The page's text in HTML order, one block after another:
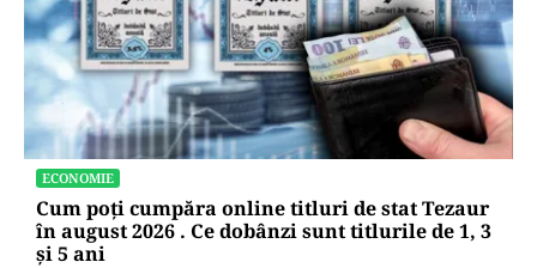
ECONOMIE
Cum poți cumpăra online titluri de stat Tezaur
în august 2026 . Ce dobânzi sunt titlurile de 1, 3
și 5 ani